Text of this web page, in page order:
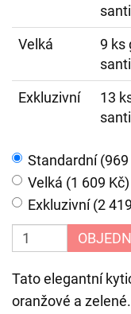
Velká
9 ks
Exkluzivní
13
Standardní (969
Velká (1 609 Kč)
Exkluzivní (2
Tato elegantní
oranžové a